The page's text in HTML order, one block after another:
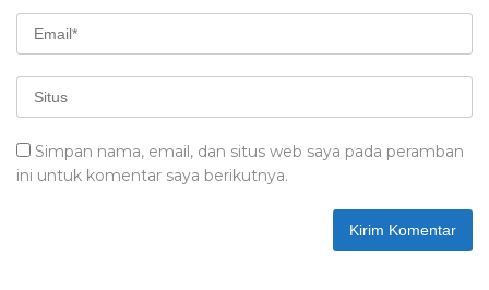
Simpan nama, email, dan situs web saya pada peramban
ini untuk komentar saya berikutnya.